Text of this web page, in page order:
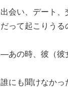
出会い、デート
だって起こりうる
—あの時、彼（彼
誰にも聞けなかっ